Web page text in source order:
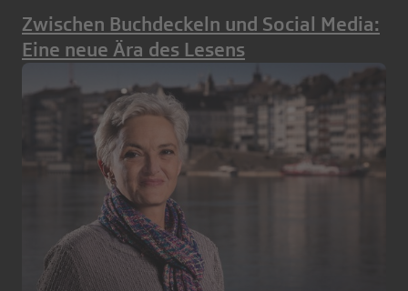
Zwischen Buchdeckeln und Social Media:
Eine neue Ära des Lesens